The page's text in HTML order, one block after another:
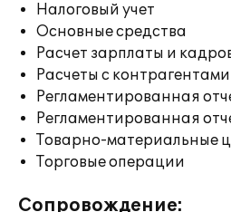
Налоговый учет
Основные средства
Расчет зарплаты и
Расчеты с контрагентами
Регламентированная
Регламентированная
Товарно-материальные
Торговые операции
Сопровождение: